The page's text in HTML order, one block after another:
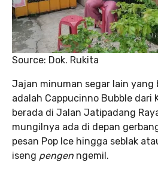
Source: Dok. Rukita
Jajan minuman segar lain yang
adalah Cappucinno Bubble dari
berada di Jalan Jatipadang
mungilnya ada di depan
pesan Pop Ice hingga seblak
iseng pengen ngemil.